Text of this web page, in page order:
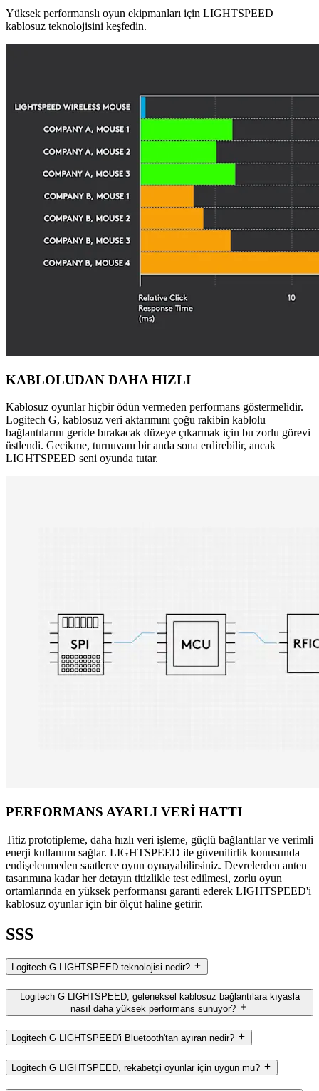
Yüksek performanslı oyun ekipmanları için LIGHTSPEED
kablosuz teknolojisini keşfedin.
KABLOLUDAN DAHA HIZLI
Kablosuz oyunlar hiçbir ödün vermeden performans göstermelidir.
Logitech G, kablosuz veri aktarımını çoğu rakibin kablolu
bağlantılarını geride bırakacak düzeye çıkarmak için bu zorlu görevi
üstlendi. Gecikme, turnuvanı bir anda sona erdirebilir, ancak
LIGHTSPEED seni oyunda tutar.
PERFORMANS AYARLI VERİ HATTI
Titiz prototipleme, daha hızlı veri işleme, güçlü bağlantılar ve verimli
enerji kullanımı sağlar. LIGHTSPEED ile güvenilirlik konusunda
endişelenmeden saatlerce oyun oynayabilirsiniz. Devrelerden anten
tasarımına kadar her detayın titizlikle test edilmesi, zorlu oyun
ortamlarında en yüksek performansı garanti ederek LIGHTSPEED'i
kablosuz oyunlar için bir ölçüt haline getirir.
SSS
Logitech G LIGHTSPEED teknolojisi nedir?
Logitech G LIGHTSPEED, geleneksel kablosuz bağlantılara kıyasla
nasıl daha yüksek performans sunuyor?
Logitech G LIGHTSPEED'i Bluetooth'tan ayıran nedir?
Logitech G LIGHTSPEED, rekabetçi oyunlar için uygun mu?